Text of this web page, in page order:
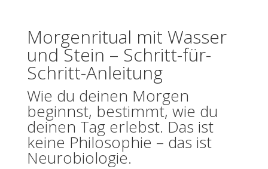
Morgenritual mit Wasser
und Stein – Schritt-für-
Schritt-Anleitung
Wie du deinen Morgen
beginnst, bestimmt, wie du
deinen Tag erlebst. Das ist
keine Philosophie – das ist
Neurobiologie.